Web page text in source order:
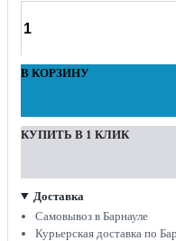
В КОРЗИНУ
КУПИТЬ В 1 КЛИК
Доставка
Самовывоз в Барнауле
Курьерская доставка по